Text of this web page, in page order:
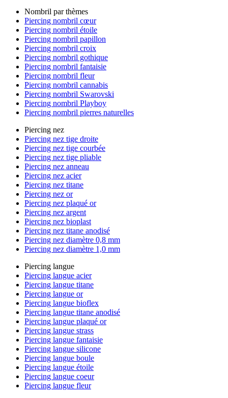
Nombril par thèmes
Piercing nombril cœur
Piercing nombril étoile
Piercing nombril papillon
Piercing nombril croix
Piercing nombril gothique
Piercing nombril fantaisie
Piercing nombril fleur
Piercing nombril cannabis
Piercing nombril Swarovski
Piercing nombril Playboy
Piercing nombril pierres naturelles
Piercing nez
Piercing nez tige droite
Piercing nez tige courbée
Piercing nez tige pliable
Piercing nez anneau
Piercing nez acier
Piercing nez titane
Piercing nez or
Piercing nez plaqué or
Piercing nez argent
Piercing nez bioplast
Piercing nez titane anodisé
Piercing nez diamètre 0,8 mm
Piercing nez diamètre 1,0 mm
Piercing langue
Piercing langue acier
Piercing langue titane
Piercing langue or
Piercing langue bioflex
Piercing langue titane anodisé
Piercing langue plaqué or
Piercing langue strass
Piercing langue fantaisie
Piercing langue silicone
Piercing langue boule
Piercing langue étoile
Piercing langue coeur
Piercing langue fleur